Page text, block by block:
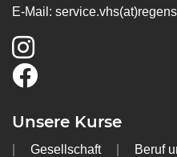
E-Mail:
Unsere Kurse
Gesellschaft
Beruf